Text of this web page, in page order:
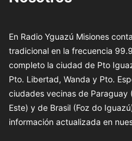
En Radio Yguazú Misiones
tradicional en la frecuencia
completo la ciudad de Pto
Pto. Libertad, Wanda y Pto.
ciudades vecinas de
Este) y de Brasil (Foz do
información actualizada en